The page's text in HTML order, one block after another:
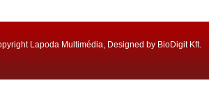
Lapoda Multimédia, Designed by BioDigit Kft.